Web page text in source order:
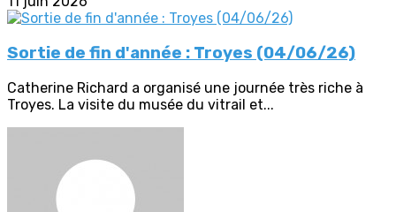
Sortie de fin d'année : Troyes (04/06/26)
Catherine Richard a organisé une journée très riche à
Troyes. La visite du musée du vitrail et...